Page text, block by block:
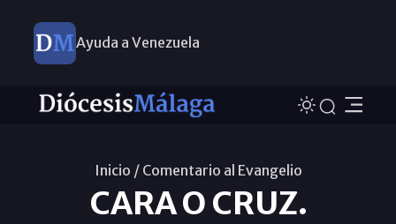
Ayuda a Venezuela
Inicio / Comentario al Evangelio
CARA O CRUZ.